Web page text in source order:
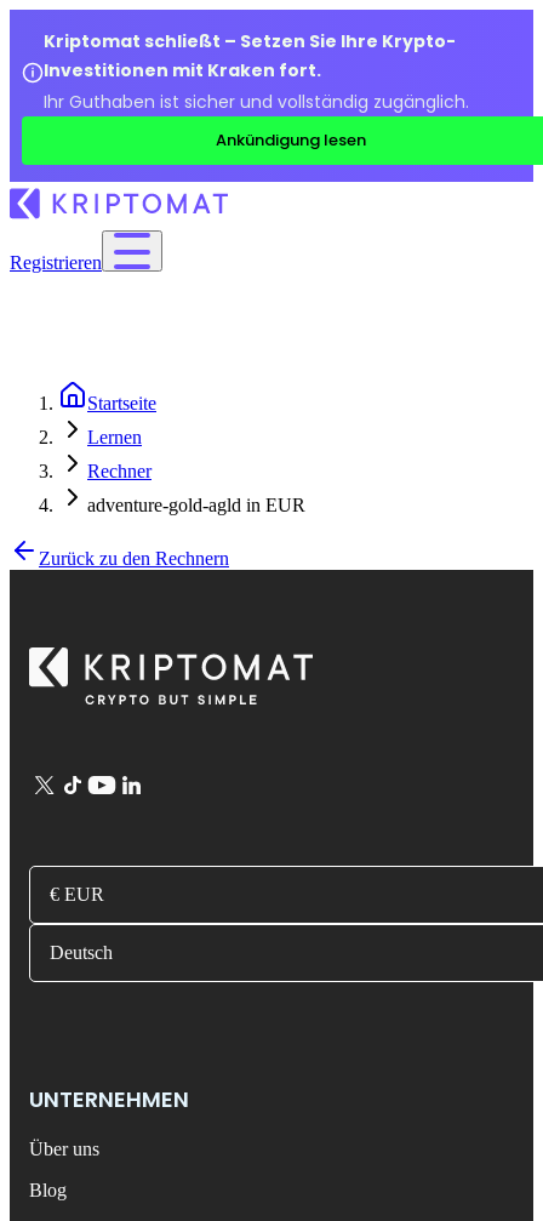
Kriptomat schließt – Setzen Sie Ihre Krypto-
Investitionen mit Kraken fort.
Ihr Guthaben ist sicher und vollständig zugänglich.
Ankündigung lesen
Registrieren
Startseite
Lernen
Rechner
adventure-gold-agld in EUR
Zurück zu den Rechnern
€ EUR
Deutsch
UNTERNEHMEN
Über uns
Blog